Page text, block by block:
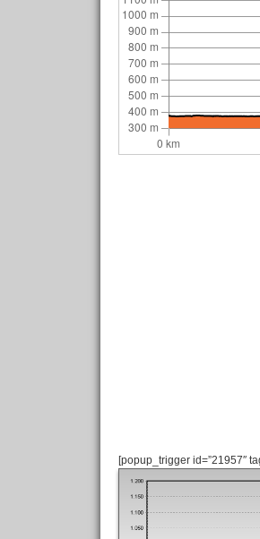
[popup_trigger id=”21957″